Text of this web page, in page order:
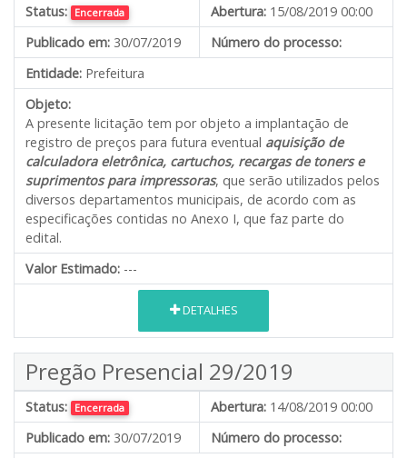
Status: Encerrada Abertura: 15/08/2019 00:00
Publicado em: 30/07/2019
Número do processo:
Entidade: Prefeitura
Objeto:
A presente licitação tem por objeto a implantação de
registro de preços para futura eventual aquisição de
calculadora eletrônica, cartuchos, recargas de toners e
suprimentos para impressoras, que serão utilizados pelos
diversos departamentos municipais, de acordo com as
especificações contidas no Anexo I, que faz parte do
edital.
Valor Estimado: ---
DETALHES
Pregão Presencial 29/2019
Status: Encerrada Abertura: 14/08/2019 00:00
Publicado em: 30/07/2019
Número do processo: